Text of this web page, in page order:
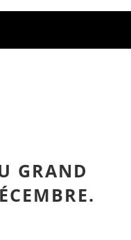
GRAND